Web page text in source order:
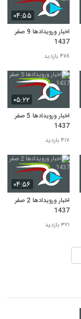
۰۴:۵۵
اخبار ورویدادها 9 صفر
1437
۴۷۸ بازدید
۰۵:۲۲
اخبار ورویدادها 5 صفر
1437
۴۱۷ بازدید
۰۴:۵۶
اخبار ورویدادها 2 صفر
1437
۳۲۱ بازدید